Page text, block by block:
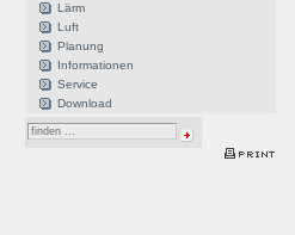
Lärm
Luft
Planung
Informationen
Service
Download